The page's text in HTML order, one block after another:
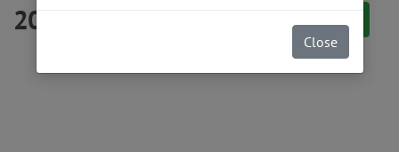
Close
20